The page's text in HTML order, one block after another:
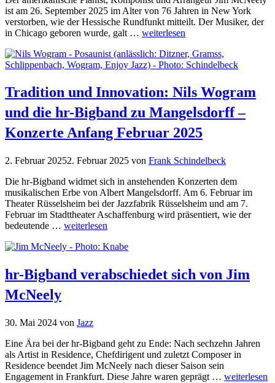
ist am 26. September 2025 im Alter von 76 Jahren in New York
verstorben, wie der Hessische Rundfunkt mitteilt. Der Musiker, der
in Chicago geboren wurde, galt … weiterlesen
Tradition und Innovation: Nils Wogram
und die hr-Bigband zu Mangelsdorff –
Konzerte Anfang Februar 2025
2. Februar 20252. Februar 2025 von Frank Schindelbeck
Die hr-Bigband widmet sich in anstehenden Konzerten dem
musikalischen Erbe von Albert Mangelsdorff. Am 6. Februar im
Theater Rüsselsheim bei der Jazzfabrik Rüsselsheim und am 7.
Februar im Stadttheater Aschaffenburg wird präsentiert, wie der
bedeutende … weiterlesen
hr-Bigband verabschiedet sich von Jim
McNeely
30. Mai 2024 von Jazz
Eine Ära bei der hr-Bigband geht zu Ende: Nach sechzehn Jahren
als Artist in Residence, Chefdirigent und zuletzt Composer in
Residence beendet Jim McNeely nach dieser Saison sein
Engagement in Frankfurt. Diese Jahre waren geprägt … weiterlesen